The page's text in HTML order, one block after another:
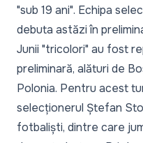
"sub 19 ani". Echipa
debuta astăzi în
Junii "tricolori" au fost
preliminară, alături de
Polonia. Pentru acest
selecționerul Ștefan
fotbaliști, dintre care